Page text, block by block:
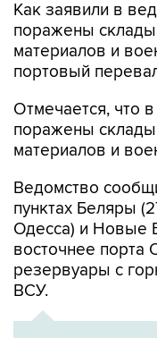
Как заявили в
поражены
материалов и
портовый
Отмечается, что
поражены
материалов и
Ведомство
пунктах Беляры
Одесса) и Новые
восточнее порта
резервуары с
ВСУ.